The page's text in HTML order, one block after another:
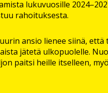
lukuvuosille
rahoituksesta.
ansio lienee siinä,
jätetä ulkopuolelle.
paitsi heille itselleen,